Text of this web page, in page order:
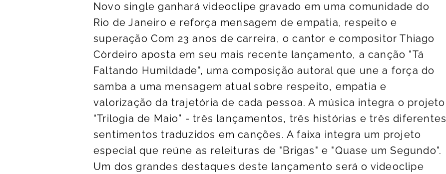
Novo single ganhará videoclipe gravado em uma comunidade do
Rio de Janeiro e reforça mensagem de empatia, respeito e
superação Com 23 anos de carreira, o cantor e compositor Thiago
Còrdeiro aposta em seu mais recente lançamento, a canção "Tá
Faltando Humildade", uma composição autoral que une a força do
samba a uma mensagem atual sobre respeito, empatia e
valorização da trajetória de cada pessoa. A música integra o projeto
“Trilogia de Maio” - três lançamentos, três histórias e três diferentes
sentimentos traduzidos em canções. A faixa integra um projeto
especial que reúne as releituras de "Brigas" e "Quase um Segundo".
Um dos grandes destaques deste lançamento será o videoclipe